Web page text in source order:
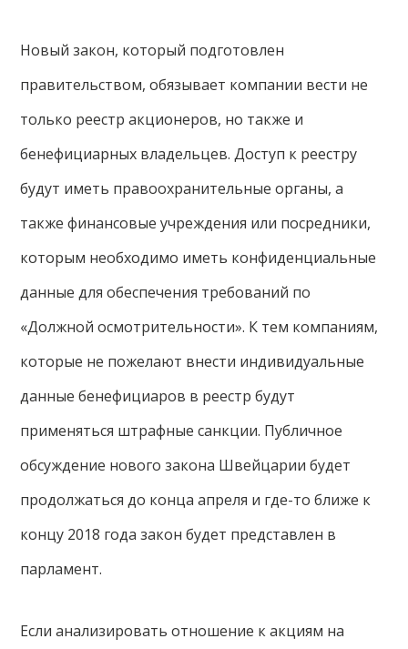
Новый закон, который подготовлен
правительством, обязывает компании вести не
только реестр акционеров, но также и
бенефициарных владельцев. Доступ к реестру
будут иметь правоохранительные органы, а
также финансовые учреждения или посредники,
которым необходимо иметь конфиденциальные
данные для обеспечения требований по
«Должной осмотрительности». К тем компаниям,
которые не пожелают внести индивидуальные
данные бенефициаров в реестр будут
применяться штрафные санкции. Публичное
обсуждение нового закона Швейцарии будет
продолжаться до конца апреля и где-то ближе к
концу 2018 года закон будет представлен в
парламент.
Если анализировать отношение к акциям на